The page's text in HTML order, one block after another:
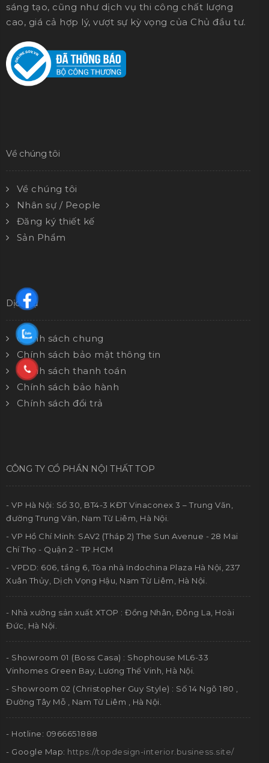
sáng tạo, cũng như dịch vụ thi công chất lượng
cao, giá cả hợp lý, vượt sự kỳ vọng của Chủ đầu tư.
Về chúng tôi
Về chúng tôi
Nhân sự / People
Đăng ký thiết kế
Sản Phẩm
Dịch vụ
Chính sách chung
Chính sách bảo mật thông tin
Chính sách thanh toán
Chính sách bảo hành
Chính sách đổi trả
CÔNG TY CỔ PHẦN NỘI THẤT TOP
- VP Hà Nội: Số 30, BT4-3 KĐT Vinaconex 3 – Trung Văn,
đường Trung Văn, Nam Từ Liêm, Hà Nội.
- VP Hồ Chí Minh: SAV2 (Tháp 2) The Sun Avenue - 28 Mai
Chí Thọ - Quận 2 - TP.HCM
- VPDD: 606, tầng 6, Tòa nhà Indochina Plaza Hà Nội, 237
Xuân Thủy, Dịch Vọng Hậu, Nam Từ Liêm, Hà Nội.
- Nhà xưởng sản xuất XTOP : Đồng Nhân, Đông La, Hoài
Đức, Hà Nội.
- Showroom 01 (Boss Casa) : Shophouse ML6-33
Vinhomes Green Bay, Lương Thế Vinh, Hà Nội.
- Showroom 02 (Christopher Guy Style) : Số 14 Ngõ 180 ,
Đường Tây Mỗ , Nam Từ Liêm , Hà Nội.
- Hotline: 0966651888
- Google Map: https://topdesign-interior.business.site/